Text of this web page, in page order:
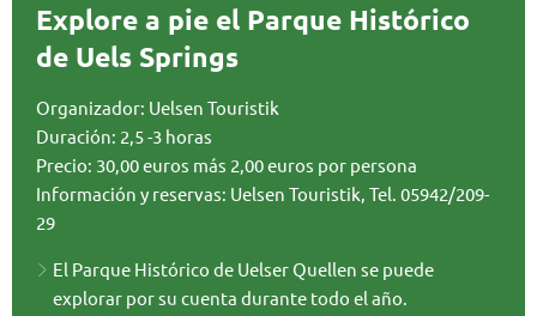
Explore a pie el Parque Histórico
de Uels Springs
Organizador: Uelsen Touristik
Duración: 2,5 -3 horas
Precio: 30,00 euros más 2,00 euros por persona
Información y reservas: Uelsen Touristik, Tel. 05942/209-
29
El Parque Histórico de Uelser Quellen se puede
explorar por su cuenta durante todo el año.